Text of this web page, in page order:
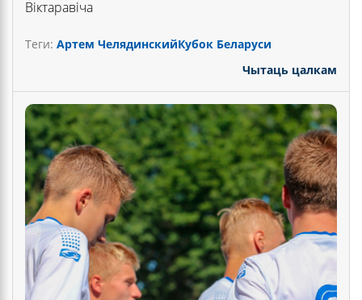
Віктаравіча
Теги: Артем ЧелядинскийКубок Беларуси
Чытаць цалкам